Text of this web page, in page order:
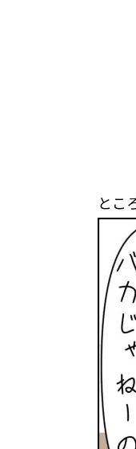
とこ